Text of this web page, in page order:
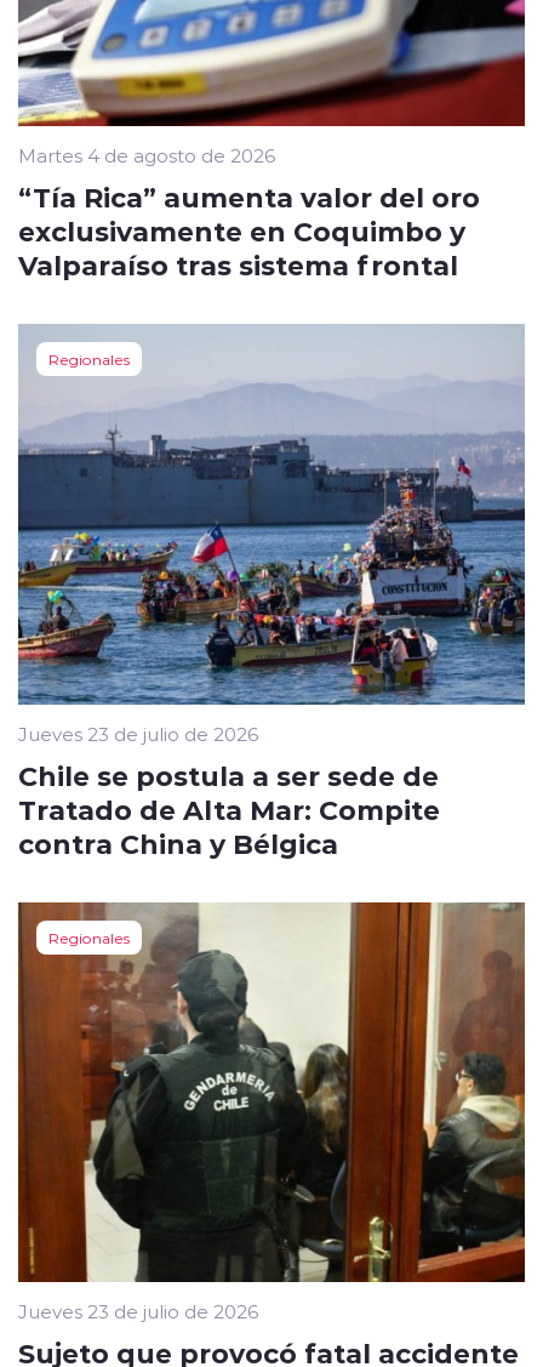
Martes 4 de agosto de 2026
“Tía Rica” aumenta valor del oro
exclusivamente en Coquimbo y
Valparaíso tras sistema frontal
Regionales
Jueves 23 de julio de 2026
Chile se postula a ser sede de
Tratado de Alta Mar: Compite
contra China y Bélgica
Regionales
Jueves 23 de julio de 2026
Sujeto que provocó fatal accidente